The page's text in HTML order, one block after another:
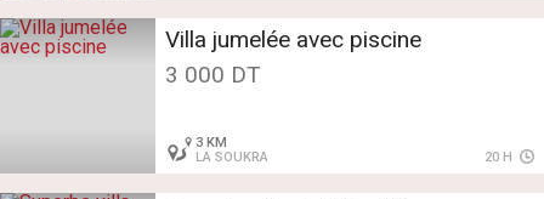
Villa jumelée avec piscine
3 000 DT
3 KM
LA SOUKRA
20 H